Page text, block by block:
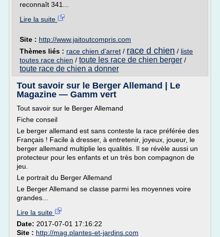
reconnaît 341...
Lire la suite
Site : http://www.jaitoutcompris.com
Thèmes liés : race chien d'arret / race d chien / liste
toutes race chien / toute les race de chien berger /
toute race de chien a donner
Tout savoir sur le Berger Allemand | Le
Magazine — Gamm vert
Tout savoir sur le Berger Allemand
Fiche conseil
Le berger allemand est sans conteste la race préférée des
Français ! Facile à dresser, à entretenir, joyeux, joueur, le
berger allemand multiplie les qualités. Il se révèle aussi un
protecteur pour les enfants et un très bon compagnon de
jeu.
Le portrait du Berger Allemand
Le Berger Allemand se classe parmi les moyennes voire
grandes...
Lire la suite
Date: 2017-07-01 17:16:22
Site : http://mag.plantes-et-jardins.com